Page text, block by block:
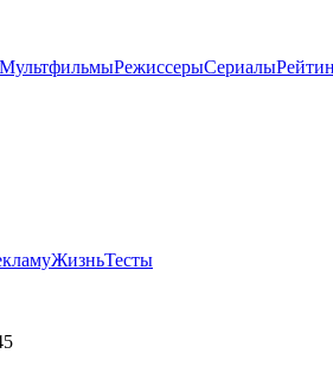
МультфильмыРежиссерыСериалы
ЖизньТесты